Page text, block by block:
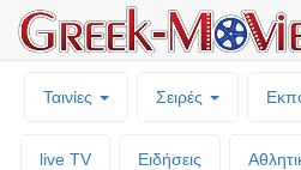
Ταινίες Σειρές
live TV Ειδήσεις